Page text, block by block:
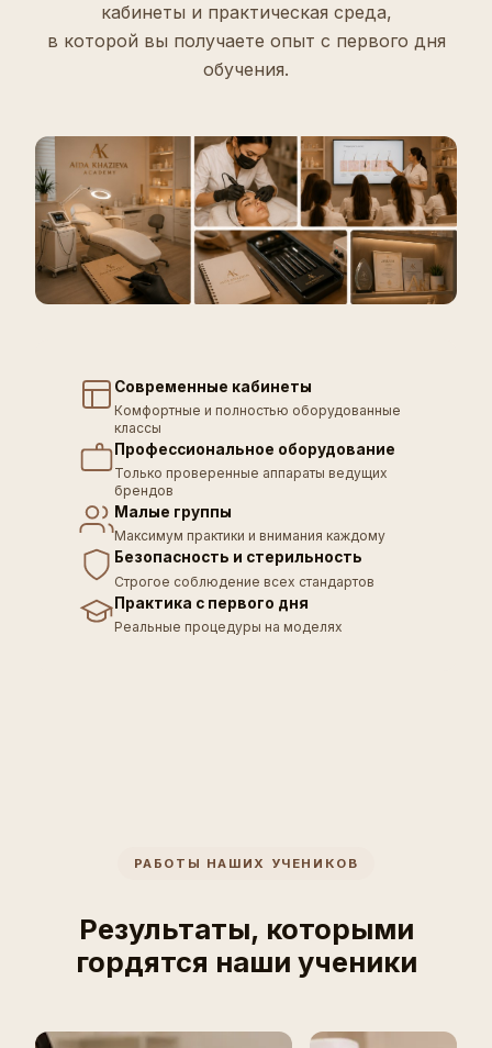
кабинеты и практическая среда,
в которой вы получаете опыт с первого дня
обучения.
Современные кабинеты
Комфортные и полностью оборудованные
классы
Профессиональное оборудование
Только проверенные аппараты ведущих
брендов
Малые группы
Максимум практики и внимания каждому
Безопасность и стерильность
Строгое соблюдение всех стандартов
Практика с первого дня
Реальные процедуры на моделях
РАБОТЫ НАШИХ УЧЕНИКОВ
Результаты, которыми
гордятся наши ученики